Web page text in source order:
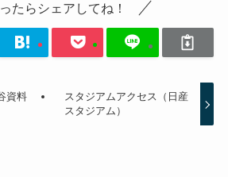
たらシェアしてね！
資料
スタジアムアクセス（日産
スタジアム）